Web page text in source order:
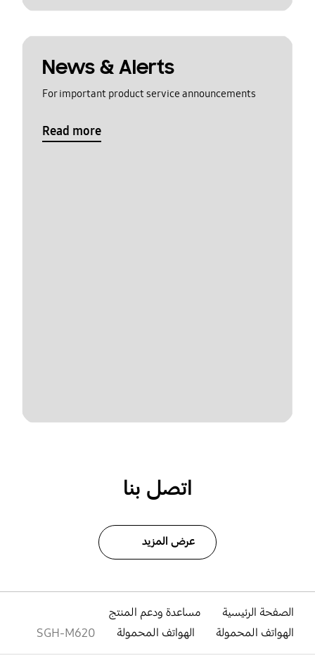
News & Alerts
For important product service announcements
Read more
اتصل بنا
عرض المزيد
الصفحة الرئيسية
مساعدة ودعم المنتج
الهواتف المحمولة
الهواتف المحمولة SGH-M620